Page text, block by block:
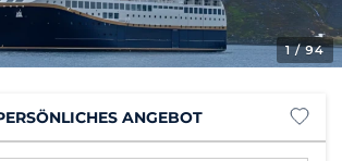
1/ 94
ANGEBOT